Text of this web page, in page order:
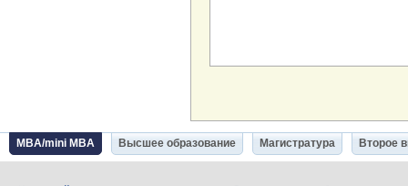
MBA/mini MBA Высшее образование Магистратура Второе